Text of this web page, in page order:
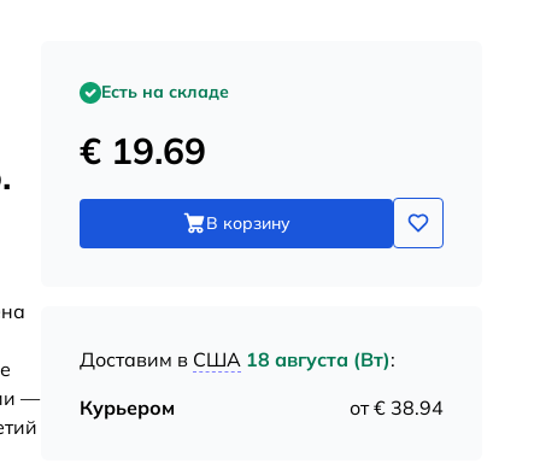
—
Есть на складе
€ 19.69
В корзину
Доставим в США 18 августа (Вт):
Курьером
от € 38.94